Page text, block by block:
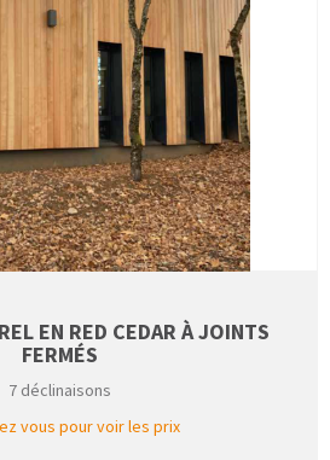
EN RED CEDAR À JOINTS
FERMÉS
7 déclinaisons
vous pour voir les prix